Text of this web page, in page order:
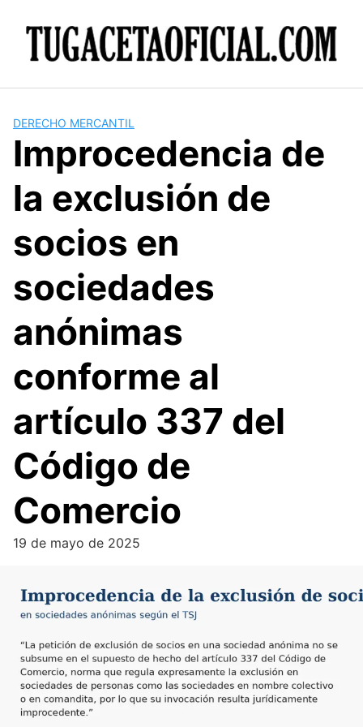
DERECHO MERCANTIL
Improcedencia de
la exclusión de
socios en
sociedades
anónimas
conforme al
artículo 337 del
Código de
Comercio
19 de mayo de 2025